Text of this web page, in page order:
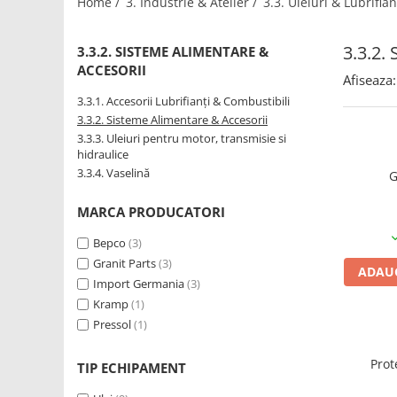
Tiranti si accesorii
1.3. Scaune & Accesorii
1.3.1. Scaune
1.4.1. Pompe hidraulice
1.4.2. Joystick
1.4.3. Distribuitoare
1.4.4. Cilindri si accesorii
3.3.2.
3.3.2. SISTEME ALIMENTARE &
ACCESORII
3.3.1. Accesorii Lubrifianți & Combustibili
3.3.2. Sisteme Alimentare & Accesorii
3.3.3. Uleiuri pentru motor, transmisie si
hidraulice
3.3.4. Vaselină
MARCA PRODUCATORI
Bepco (3)
Granit Parts(3)
Import Germania(3)
Kramp(1)
Pressol(1)
TIP ECHIPAMENT
Afiseaza: